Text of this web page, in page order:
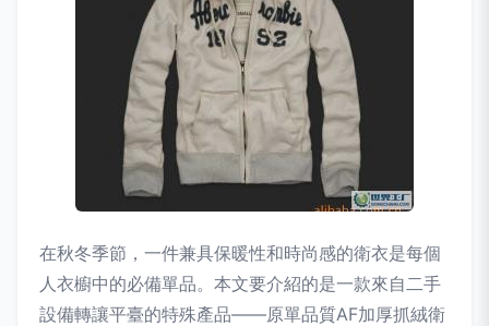
在秋冬季節，一件兼具保暖性和時尚感的衛衣是每個
人衣櫥中的必備單品。本文要介紹的是一款來自二手
設備轉讓平臺的特殊產品——原單品質AF加厚抓絨衛